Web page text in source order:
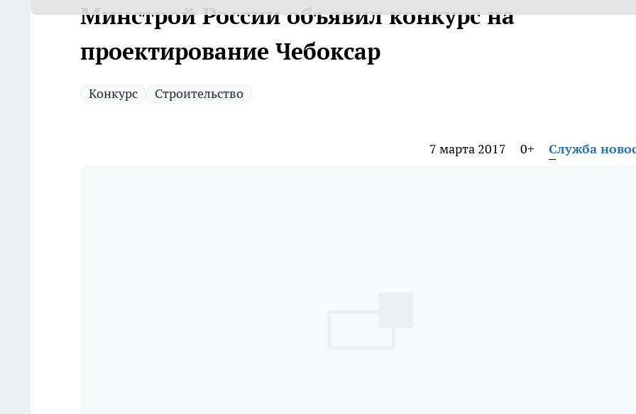
Минстрой России объявил конкурс на
проектирование Чебоксар
Конкурс Строительство
7 марта 2017 0+ Служба